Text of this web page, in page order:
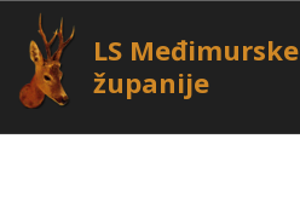
LS Međimurske
županije